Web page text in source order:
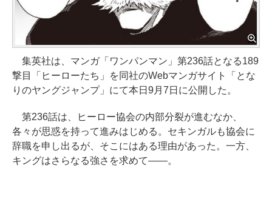
集英社は、マンガ「ワンパンマン」第236話となる189
撃目「ヒーローたち」を同社のWebマンガサイト「とな
りのヤングジャンプ」にて本日9月7日に公開した。
第236話は、ヒーロー協会の内部分裂が進むなか、
各々が思惑を持って進みはじめる。セキンガルも協会に
辞職を申し出るが、そこにはある理由があった。一方、
キングはさらなる強さを求めて――。